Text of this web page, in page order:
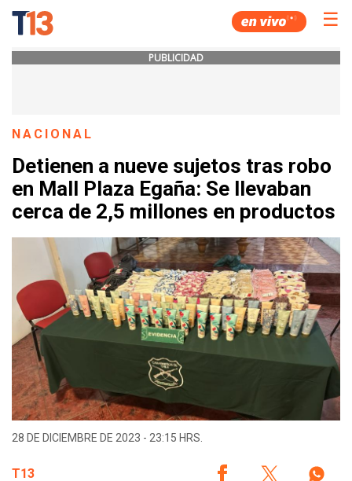
☰
PUBLICIDAD
NACIONAL
Detienen a nueve sujetos tras robo
en Mall Plaza Egaña: Se llevaban
cerca de 2,5 millones en productos
28 DE DICIEMBRE DE 2023 - 23:15 HRS.
T13